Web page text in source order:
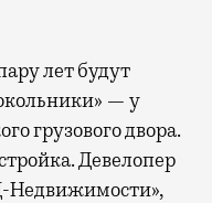
лет будут
— у
грузового двора.
Девелопер
Недвижимости»,